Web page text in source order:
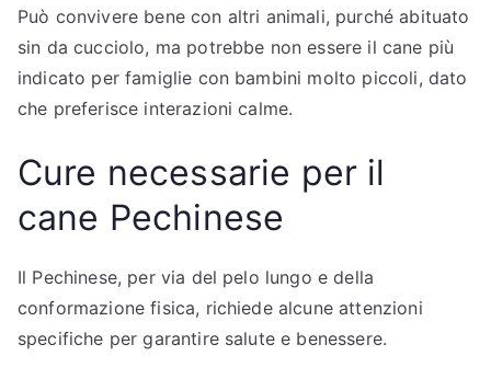
Può convivere bene con altri animali, purché abituato
sin da cucciolo, ma potrebbe non essere il cane più
indicato per famiglie con bambini molto piccoli, dato
che preferisce interazioni calme.
Cure necessarie per il
cane Pechinese
Il Pechinese, per via del pelo lungo e della
conformazione fisica, richiede alcune attenzioni
specifiche per garantire salute e benessere.